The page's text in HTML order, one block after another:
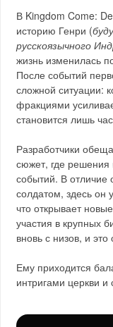
В Kingdom Come:
историю Генри (
русскоязычного
жизнь изменилась
После событий
сложной ситуации:
фракциями
становится лишь
Разработчики
сюжет, где решения
событий. В отличие
солдатом, здесь он
что открывает
участия в крупных
вновь с низов, и
Ему приходится
интригами церкви и